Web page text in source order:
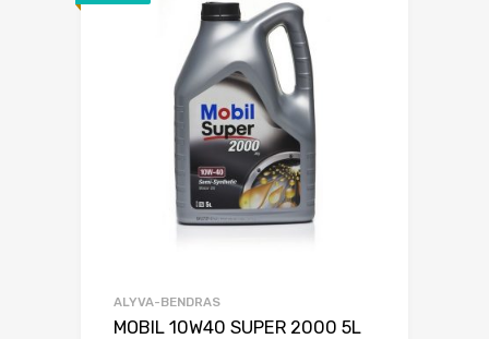
ALYVA-BENDRAS
MOBIL 10W40 SUPER 2000 5L